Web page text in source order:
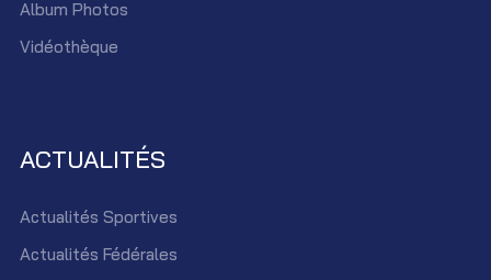
Album Photos
Vidéothèque
ACTUALITÉS
Actualités Sportives
Actualités Fédérales